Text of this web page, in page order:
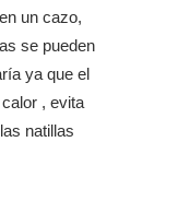
un cazo,
se pueden
ya que el
, evita
natillas